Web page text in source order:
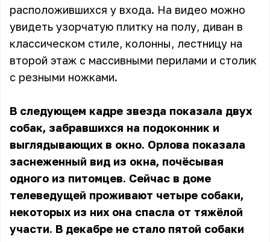
расположившихся у входа. На видео можно
увидеть узорчатую плитку на полу, диван в
классическом стиле, колонны, лестницу на
второй этаж с массивными перилами и столик
с резными ножками.
В следующем кадре звезда показала двух
собак, забравшихся на подоконник и
выглядывающих в окно. Орлова показала
заснеженный вид из окна, почёсывая
одного из питомцев. Сейчас в доме
телеведущей проживают четыре собаки,
некоторых из них она спасла от тяжёлой
участи. В декабре не стало пятой собаки